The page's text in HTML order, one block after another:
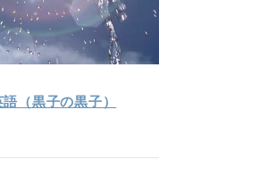
（黒子の黒子）